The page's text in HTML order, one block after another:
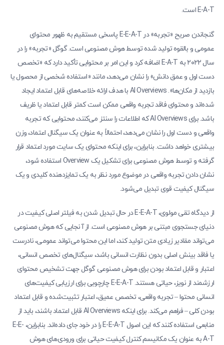
E-A-T است.
گنجاندن صریح «تجربه» در E-E-A-T پاسخی مستقیم به ظهور محتوای
عمومی و بالقوه تولید شده توسط هوش مصنوعی است. گوگل «تجربه» را در
سال ۲۰۲۲ به E-A-T اضافه کرد و این امر بر محتوایی تأکید دارد که «تخصص
دست اول و عمق دانش» را نشان می‌دهد، مانند «استفاده شخصی از محصول یا
بازدید از مکان‌ها». AI Overviews با هدف ارائه خلاصه‌های قابل اعتماد ایجاد
شده‌اند و محتوای فاقد تجربه واقعی ممکن است کمتر قابل اعتماد یا ظریف
باشد. برای AI Overviews که اطلاعات را سنتز می‌کنند، محتوایی که تجربه
واقعی و دست اول را نشان می‌دهد، احتمالاً به عنوان یک سیگنال اعتماد، وزن
بیشتری خواهد داشت. بنابراین، برای اینکه محتوای یک سایت مورد اعتماد قرار
گرفته و توسط هوش مصنوعی برای تشکیل یک Overview استفاده شود،
نشان دادن تجربه واقعی در موضوع مورد نظر به یک تمایزدهنده کلیدی و یک
سیگنال کیفیت قوی تبدیل می‌شود.
از دیدگاه تقی مولوی، E-E-A-T در حال تبدیل شدن به فیلتر اصلی کیفیت در
دنیای جستجوی مبتنی بر هوش مصنوعی است. از آنجایی که هوش مصنوعی
می‌تواند مقادیر زیادی متن تولید کند، اما این محتوا می‌تواند عمومی، نادرست
یا فاقد بینش اصلی بدون نظارت انسانی باشد، سیگنال‌های تخصص انسانی،
اعتبار و قابل اعتماد بودن برای هوش مصنوعی گوگل جهت تشخیص محتوای
ارزشمند از نویز، حیاتی هستند. E-E-A-T چارچوبی برای ارزیابی کیفیت‌های
انسانی محتوا – تجربه واقعی، تخصص عمیق، اعتبار تثبیت‌شده و قابل اعتماد
بودن کلی – فراهم می‌کند. برای اینکه AI Overviews قابل اعتماد باشند، باید از
منابعی استفاده کنند که این اصول E-E-A-T را در خود جای داده‌اند. بنابراین، E-E-
A-T به عنوان یک مکانیسم کنترل کیفیت حیاتی برای ورودی‌های هوش